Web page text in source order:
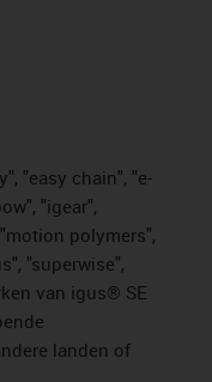
"easy chain", "e-
"igear",
polymers",
"superwise",
van igus® SE
landen of